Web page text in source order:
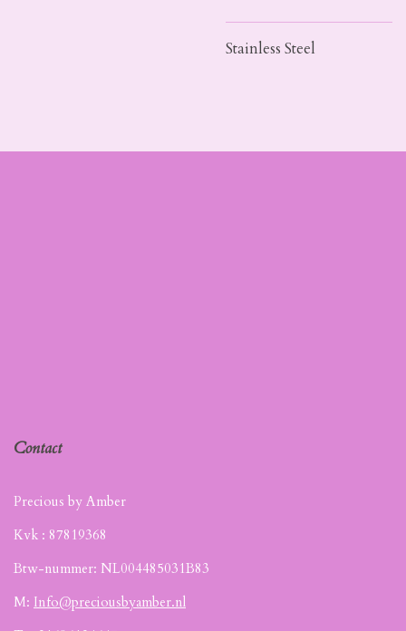
Stainless Steel
Contact
Precious by Amber
Kvk : 87819368
Btw-nummer: NL004485031B83
M: Info@preciousbyamber.nl